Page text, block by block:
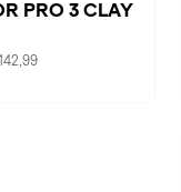
PRO 3 CLAY